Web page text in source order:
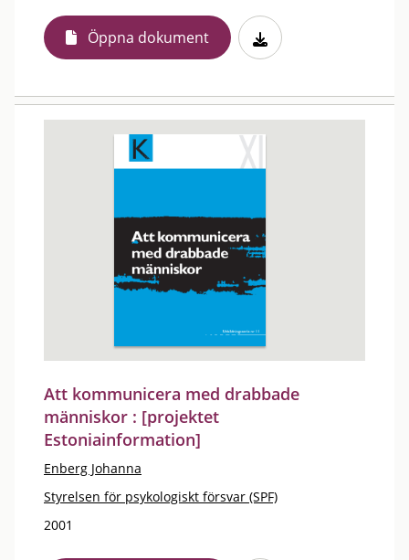
Öppna dokument
Att kommunicera med drabbade
människor : [projektet
Estoniainformation]
Enberg Johanna
Styrelsen för psykologiskt försvar (SPF)
2001